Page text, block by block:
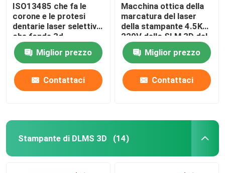
ISO13485 che fa le
corone e le protesi
dentarie laser selettivo
che fonde 3d
stampante Dual 200
Miglior prezzo
Contattaci
Macchina ottica della
marcatura del laser
della stampante 4.5KW
220V dello SLM 3D del
metallo
Miglior prezzo
Contattaci
Stampante di DLMS 3D (14)